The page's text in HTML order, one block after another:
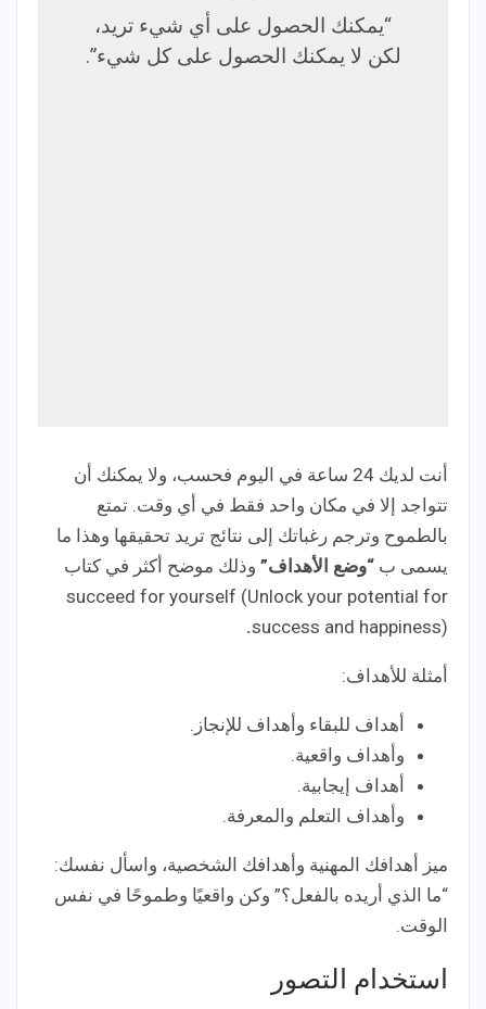
“يمكنك الحصول على أي شيء تريد،
لكن لا يمكنك الحصول على كل شيء”.
أنت لديك 24 ساعة في اليوم فحسب، ولا يمكنك أن
تتواجد إلا في مكان واحد فقط في أي وقت. تمتع
بالطموح وترجم رغباتك إلى نتائج تريد تحقيقها وهذا ما
يسمى ب “وضع الأهداف” وذلك موضح أكثر في كتاب
succeed for yourself (Unlock your potential for
success and happiness)
.
أمثلة للأهداف:
أهداف للبقاء وأهداف للإنجاز.
وأهداف واقعية.
أهداف إيجابية.
وأهداف التعلم والمعرفة.
ميز أهدافك المهنية وأهدافك الشخصية، واسأل نفسك:
“ما الذي أريده بالفعل؟” وكن واقعيًا وطموحًا في نفس
الوقت.
استخدام التصور